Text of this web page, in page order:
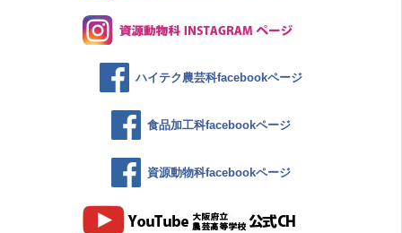
ハイテク農芸科facebookページ
食品加工科facebookページ
資源動物科facebookページ